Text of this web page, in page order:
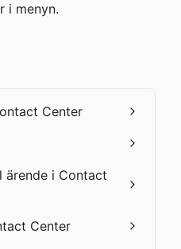
i menyn.
Center
ärende i Contact
Center